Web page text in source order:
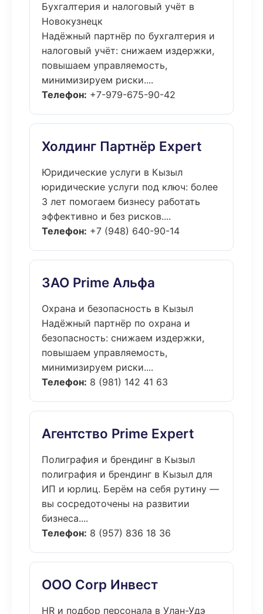
Бухгалтерия и налоговый учёт в
Новокузнецк
Надёжный партнёр по бухгалтерия и
налоговый учёт: снижаем издержки,
повышаем управляемость,
минимизируем риски....
Телефон: +7-979-675-90-42
Холдинг Партнёр Expert
Юридические услуги в Кызыл
юридические услуги под ключ: более
3 лет помогаем бизнесу работать
эффективно и без рисков....
Телефон: +7 (948) 640-90-14
ЗАО Prime Альфа
Охрана и безопасность в Кызыл
Надёжный партнёр по охрана и
безопасность: снижаем издержки,
повышаем управляемость,
минимизируем риски....
Телефон: 8 (981) 142 41 63
Агентство Prime Expert
Полиграфия и брендинг в Кызыл
полиграфия и брендинг в Кызыл для
ИП и юрлиц. Берём на себя рутину —
вы сосредоточены на развитии
бизнеса....
Телефон: 8 (957) 836 18 36
ООО Corp Инвест
HR и подбор персонала в Улан-Удэ